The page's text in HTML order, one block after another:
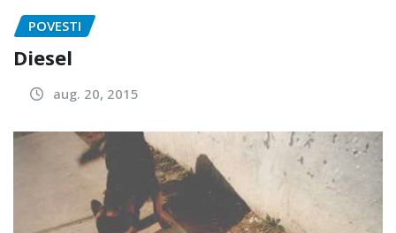
POVESTI
Diesel
aug. 20, 2015